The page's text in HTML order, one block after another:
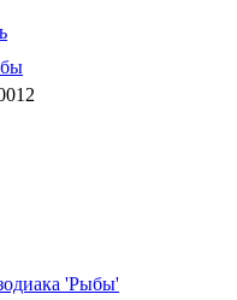
'Рыбы'